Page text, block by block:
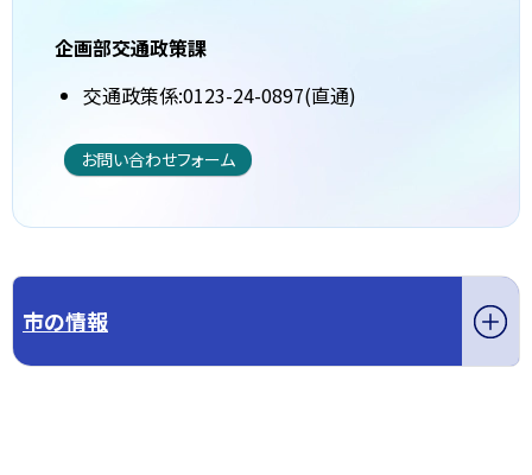
企画部交通政策課
交通政策係:0123-24-0897(直通)
お問い合わせフォーム
市の情報